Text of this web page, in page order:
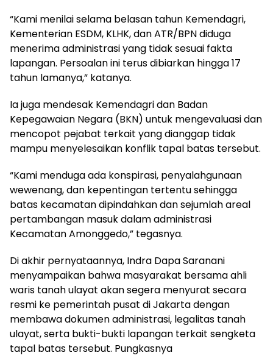
“Kami menilai selama belasan tahun Kemendagri,
Kementerian ESDM, KLHK, dan ATR/BPN diduga
menerima administrasi yang tidak sesuai fakta
lapangan. Persoalan ini terus dibiarkan hingga 17
tahun lamanya,” katanya.
Ia juga mendesak Kemendagri dan Badan
Kepegawaian Negara (BKN) untuk mengevaluasi dan
mencopot pejabat terkait yang dianggap tidak
mampu menyelesaikan konflik tapal batas tersebut.
“Kami menduga ada konspirasi, penyalahgunaan
wewenang, dan kepentingan tertentu sehingga
batas kecamatan dipindahkan dan sejumlah areal
pertambangan masuk dalam administrasi
Kecamatan Amonggedo,” tegasnya.
Di akhir pernyataannya, Indra Dapa Saranani
menyampaikan bahwa masyarakat bersama ahli
waris tanah ulayat akan segera menyurat secara
resmi ke pemerintah pusat di Jakarta dengan
membawa dokumen administrasi, legalitas tanah
ulayat, serta bukti-bukti lapangan terkait sengketa
tapal batas tersebut. Pungkasnya